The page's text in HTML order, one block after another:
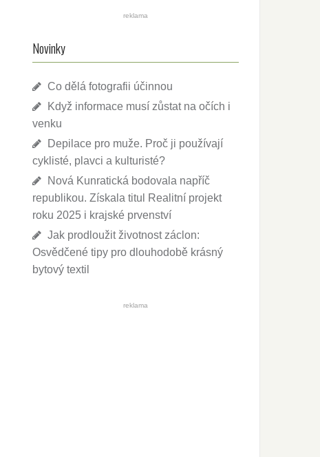
reklama
Novinky
Co dělá fotografii účinnou
Když informace musí zůstat na očích i
venku
Depilace pro muže. Proč ji používají
cyklisté, plavci a kulturisté?
Nová Kunratická bodovala napříč
republikou. Získala titul Realitní projekt
roku 2025 i krajské prvenství
Jak prodloužit životnost záclon:
Osvědčené tipy pro dlouhodobě krásný
bytový textil
reklama